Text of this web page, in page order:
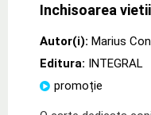
Inchisoarea vietii
Autor(i): Marius
Editura: INTEGRAL
promoție